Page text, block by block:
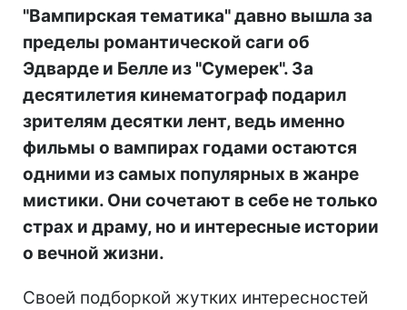
"Вампирская тематика" давно вышла за
пределы романтической саги об
Эдварде и Белле из "Сумерек". За
десятилетия кинематограф подарил
зрителям десятки лент, ведь именно
фильмы о вампирах годами остаются
одними из самых популярных в жанре
мистики. Они сочетают в себе не только
страх и драму, но и интересные истории
о вечной жизни.
Своей подборкой жутких интересностей